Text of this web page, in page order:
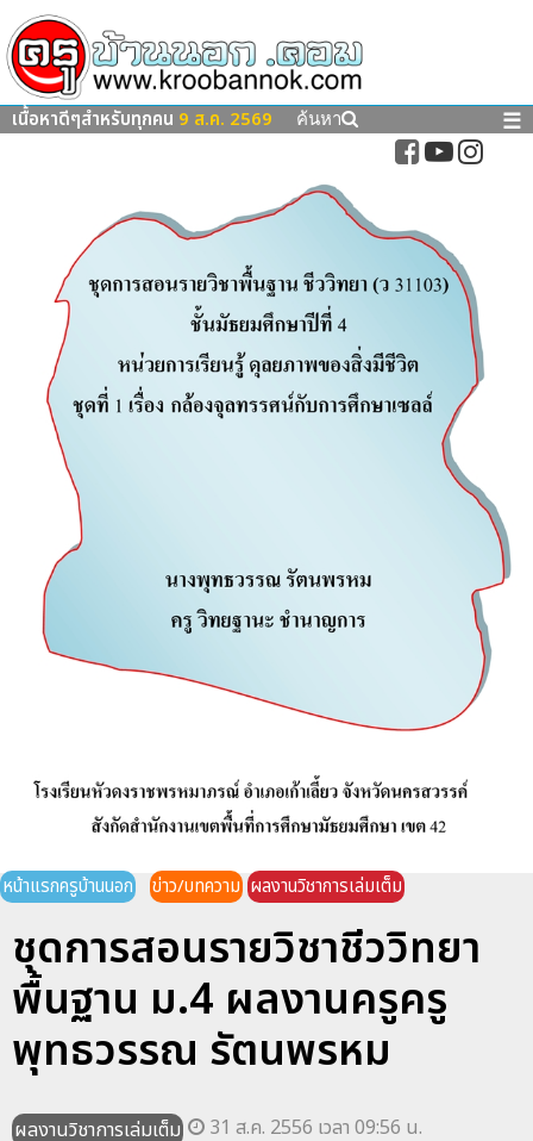
เนื้อหาดีๆสำหรับทุกคน 9 ส.ค. 2569 ค้นหา ☰
หน้าแรกครูบ้านนอก ข่าว/บทความ ผลงานวิชาการเล่มเต็ม
ชุดการสอนรายวิชาชีววิทยา
พื้นฐาน ม.4 ผลงานครูครู
พุทธวรรณ รัตนพรหม
ผลงานวิชาการเล่มเต็ม 31 ส.ค. 2556 เวลา 09:56 น.